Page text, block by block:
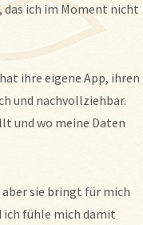
das ich im Moment nicht
ihre eigene App, ihren
und nachvollziehbar.
und wo meine Daten
sie bringt für mich
ich fühle mich damit